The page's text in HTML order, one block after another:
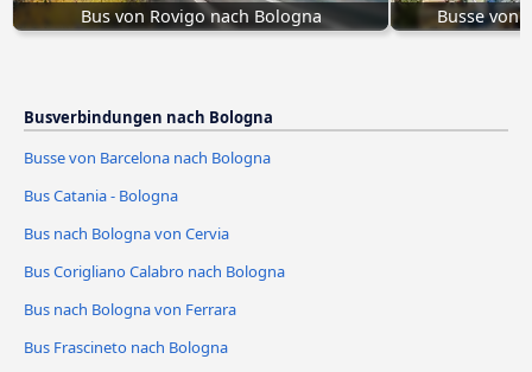
Bus von Rovigo nach Bologna Busse von
Busverbindungen nach Bologna
Busse von Barcelona nach Bologna
Bus Catania - Bologna
Bus nach Bologna von Cervia
Bus Corigliano Calabro nach Bologna
Bus nach Bologna von Ferrara
Bus Frascineto nach Bologna